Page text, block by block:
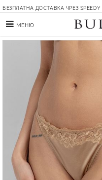
БЕЗПЛАТНА ДОСТАВКА ЧРЕЗ
МЕНЮ